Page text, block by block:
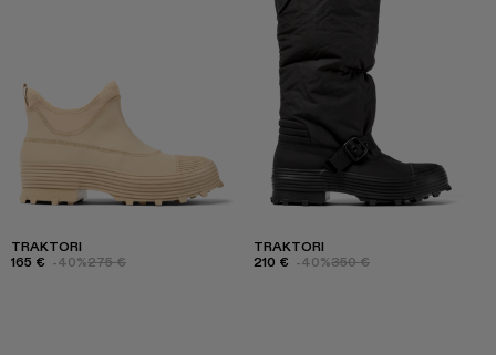
TRAKTORI
165 € -40%275 €
TRAKTORI
210 € -40%350 €